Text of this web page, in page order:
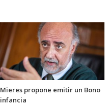
Mieres propone emitir un Bono
infancia